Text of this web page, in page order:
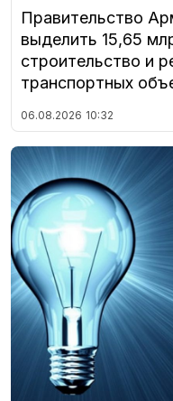
Правительство
выделить 15,65
строительство и
транспортных
06.08.2026 10:32